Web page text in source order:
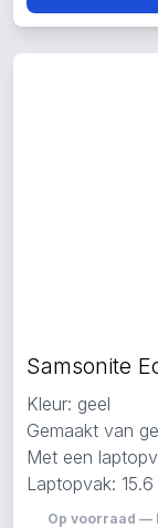
Kleur: geel
Gemaakt van
Met een
Laptopvak:
Op voorraad —